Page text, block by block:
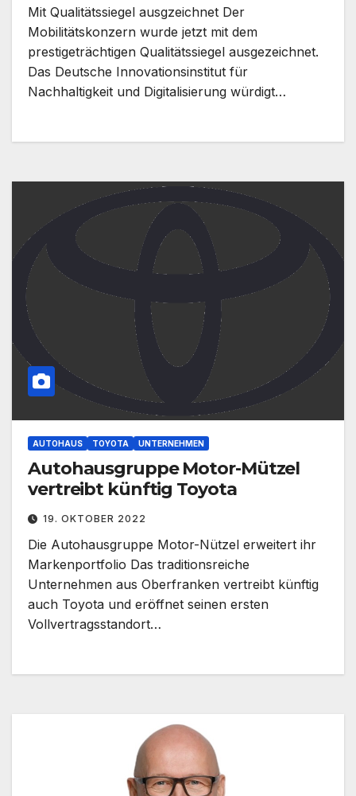
Mit Qualitätssiegel ausgzeichnet Der
Mobilitätskonzern wurde jetzt mit dem
prestigeträchtigen Qualitätssiegel ausgezeichnet.
Das Deutsche Innovationsinstitut für
Nachhaltigkeit und Digitalisierung würdigt…
AUTOHAUS TOYOTA UNTERNEHMEN
Autohausgruppe Motor-Mützel
vertreibt künftig Toyota
19. OKTOBER 2022
Die Autohausgruppe Motor-Nützel erweitert ihr
Markenportfolio Das traditionsreiche
Unternehmen aus Oberfranken vertreibt künftig
auch Toyota und eröffnet seinen ersten
Vollvertragsstandort…